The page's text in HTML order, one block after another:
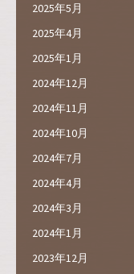
2025年5月
2025年4月
2025年1月
2024年12月
2024年11月
2024年10月
2024年7月
2024年4月
2024年3月
2024年1月
2023年12月